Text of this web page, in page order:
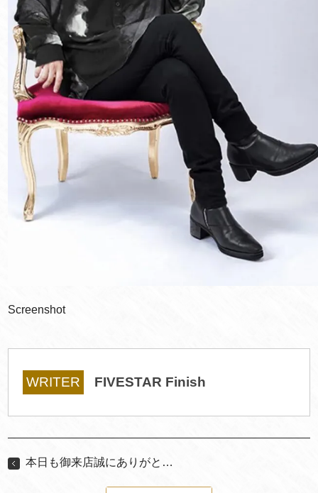
Screenshot
WRITER FIVESTAR Finish
本日も御来店誠にありがと…